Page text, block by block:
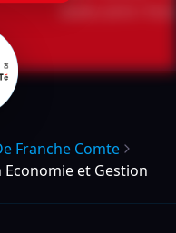
Franche Comte
et Gestion